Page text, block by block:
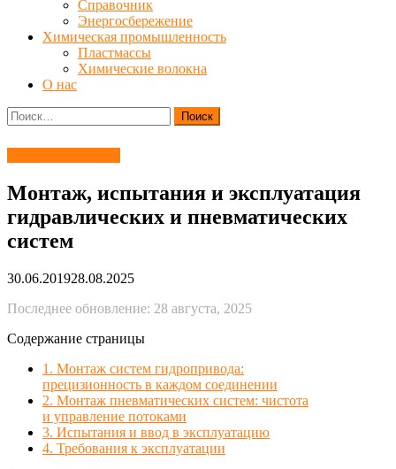
Справочник
Энергосбережение
Химическая промышленность
Пластмассы
Химические волокна
О нас
Найти:
Монтаж, испытания и эксплуатация
гидравлических и пневматических
систем
30.06.201928.08.2025
Последнее обновление: 28 августа, 2025
Содержание страницы
1. Монтаж систем гидропривода:
прецизионность в каждом соединении
2. Монтаж пневматических систем: чистота
и управление потоками
3. Испытания и ввод в эксплуатацию
4. Требования к эксплуатации